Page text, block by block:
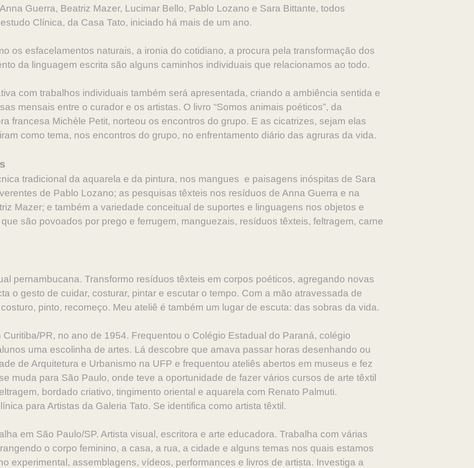
Guerra, Beatriz Mazer, Lucimar Bello, Pablo Lozano e Sara Bittante, todos
Clínica, da Casa Tato, iniciado há mais de um ano.
os esfacelamentos naturais, a ironia do cotidiano, a procura pela transformação dos
da linguagem escrita são alguns caminhos individuais que relacionamos ao todo.
com trabalhos individuais também será apresentada, criando a ambiência sentida e
mensais entre o curador e os artistas. O livro “Somos animais poéticos”, da
francesa Michèle Petit, norteou os encontros do grupo. E as cicatrizes, sejam elas
como tema, nos encontros do grupo, no enfrentamento diário das agruras da vida.
tradicional da aquarela e da pintura, nos mangues e paisagens inóspitas de Sara
de Pablo Lozano; as pesquisas têxteis nos resíduos de Anna Guerra e na
Mazer; e também a variedade conceitual de suportes e linguagens nos objetos e
são povoados por prego e ferrugem, manguezais, resíduos têxteis, feltragem, carne
pernambucana. Transformo resíduos têxteis em corpos poéticos, agregando novas
o gesto de cuidar, costurar, pintar e escutar o tempo. Com a mão atravessada de
pinto, recomeço. Meu ateliê é também um lugar de escuta: das sobras da vida.
Curitiba/PR, no ano de 1954. Frequentou o Colégio Estadual do Paraná, colégio
uma escolinha de artes. Lá descobre que amava passar horas desenhando ou
de Arquitetura e Urbanismo na UFP e frequentou ateliês abertos em museus e fez
muda para São Paulo, onde teve a oportunidade de fazer vários cursos de arte têxtil
bordado criativo, tingimento oriental e aquarela com Renato Palmuti.
para Artistas da Galeria Tato. Se identifica como artista têxtil.
em São Paulo/SP. Artista visual, escritora e arte educadora. Trabalha com várias
o corpo feminino, a casa, a rua, a cidade e alguns temas nos quais estamos
experimental, assemblagens, vídeos, performances e livros de artista. Investiga a